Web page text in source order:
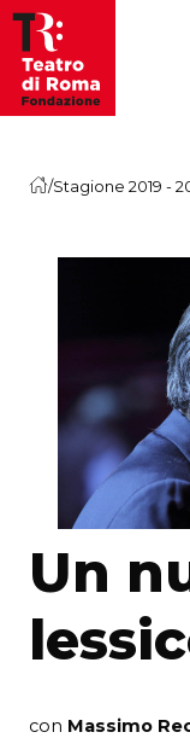
Vai al contenuto
/Stagione 2019 -
Un
con Massimo